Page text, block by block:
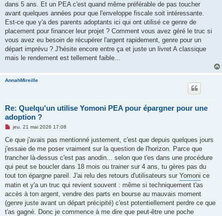
dans 5 ans. Et un PEA c'est quand même préférable de pas toucher
avant quelques années pour que l'enveloppe fiscale soit intéressante.
Est-ce que y'a des parents adoptants ici qui ont utilisé ce genre de
placement pour financer leur projet ? Comment vous avez géré le truc si
vous avez eu besoin de récupérer l'argent rapidement, genre pour un
départ imprévu ? J'hésite encore entre ça et juste un livret A classique
mais le rendement est tellement faible...
AnnahMireille
Re: Quelqu'un utilise Yomoni PEA pour épargner pour une
adoption ?
M
s
a
g
n
o
l
u
jeu. 21 mai 2026 17:08
Ce que j'avais pas mentionné justement, c'est que depuis quelques jours
j'essaie de me poser vraiment sur la question de l'horizon. Parce que
trancher là-dessus c'est pas anodin... selon que t'es dans une procédure
qui peut se boucler dans 18 mois ou trainer sur 4 ans, tu gères pas du
tout ton épargne pareil. J'ai relu des retours d'utilisateurs sur Yomoni ce
matin et y'a un truc qui revient souvent : même si techniquement t'as
accès à ton argent, vendre des parts en bourse au mauvais moment
(genre juste avant un départ précipité) c'est potentiellement perdre ce que
t'as gagné. Donc je commence à me dire que peut-être une poche